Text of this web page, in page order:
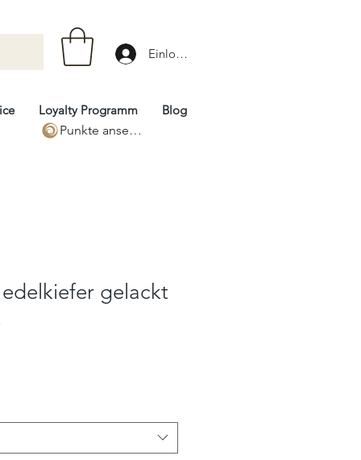
Einloggen
Loyalty Programm
Blog
Punkte ansehen
gelackt